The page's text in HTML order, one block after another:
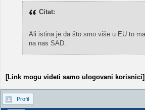
Citat:
Ali istina je da što smo više u EU to
na nas SAD.
[Link mogu videti samo ulogovani korisnici]
Profil